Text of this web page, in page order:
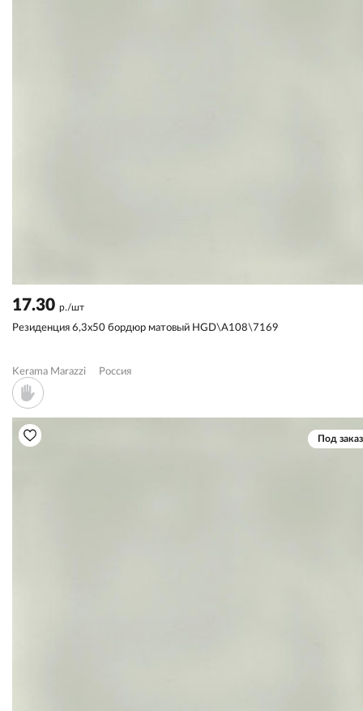
17.30 р./шт
Резиденция 6,3x50 бордюр матовый HGD\A108\7169
Kerama Marazzi Россия
Под заказ